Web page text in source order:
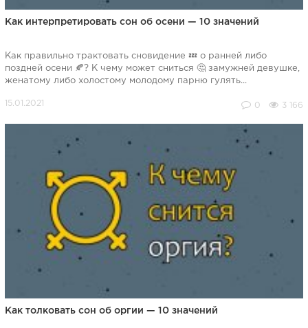
Как интерпретировать сон об осени — 10 значений
Как правильно трактовать сновидение 💤 о ранней либо
поздней осени 🍂? К чему может сниться 🤔 замужней девушке,
женатому либо холостому молодому парню гулять...
0 3 166
Как толковать сон об оргии — 10 значений